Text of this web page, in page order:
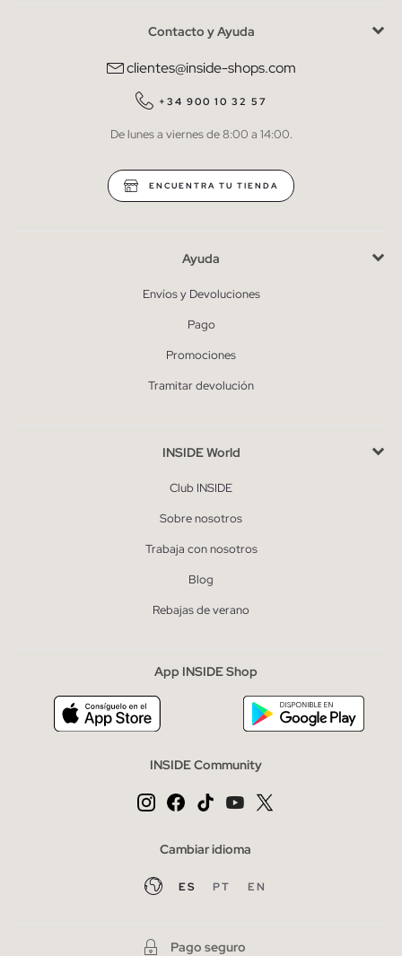
He leído y entiendo lapolítica de privacidad
QUIERO SUSCRIBIRME
* Puedes cancelar la suscripción en cualquier momento.
Contacto y Ayuda
clientes@inside-shops.com
+34 900 10 32 57
De lunes a viernes de 8:00 a 14:00.
ENCUENTRA TU TIENDA
Ayuda
Envíos y Devoluciones
Pago
Promociones
Tramitar devolución
INSIDE World
Club INSIDE
Sobre nosotros
Trabaja con nosotros
Blog
Rebajas de verano
App INSIDE Shop
INSIDE Community
Cambiar idioma
ES PT EN
Pago seguro